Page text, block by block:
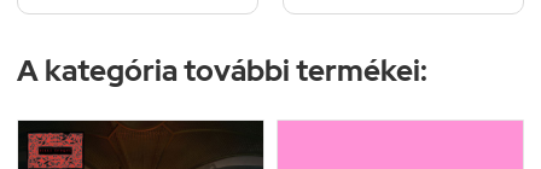
A kategória további termékei: